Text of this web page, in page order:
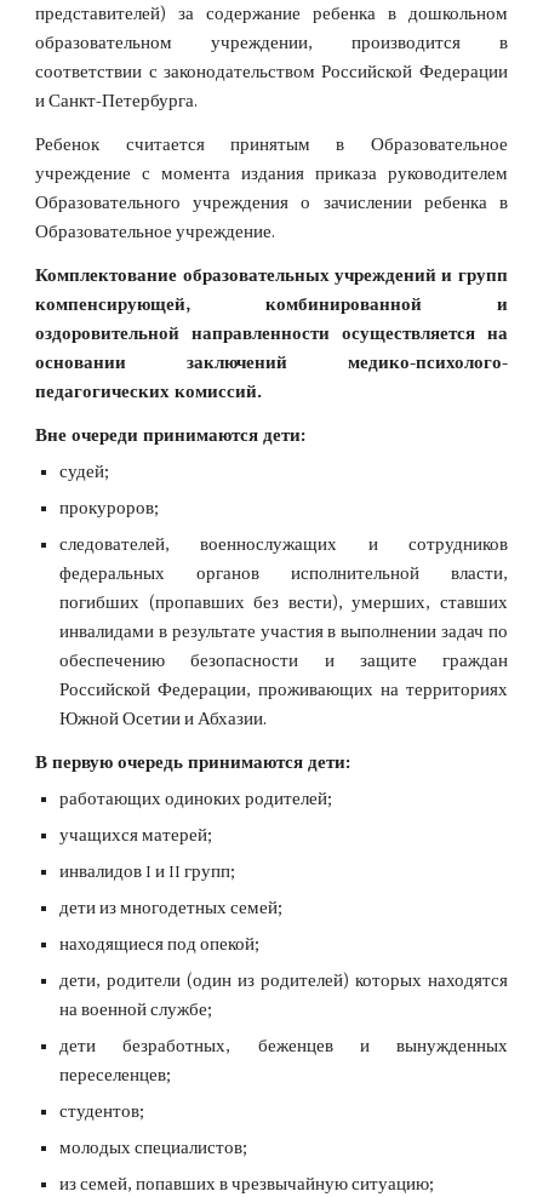
представителей) за содержание ребенка в дошкольном
образовательном учреждении, производится в
соответствии с законодательством Российской Федерации
и Санкт-Петербурга.
Ребенок считается принятым в Образовательное
учреждение с момента издания приказа руководителем
Образовательного учреждения о зачислении ребенка в
Образовательное учреждение.
Комплектование образовательных учреждений и групп
компенсирующей, комбинированной и
оздоровительной направленности осуществляется на
основании заключений медико-психолого-
педагогических комиссий.
Вне очереди принимаются дети:
судей;
прокуроров;
следователей, военнослужащих и сотрудников
федеральных органов исполнительной власти,
погибших (пропавших без вести), умерших, ставших
инвалидами в результате участия в выполнении задач по
обеспечению безопасности и защите граждан
Российской Федерации, проживающих на территориях
Южной Осетии и Абхазии.
В первую очередь принимаются дети:
работающих одиноких родителей;
учащихся матерей;
инвалидов I и II групп;
дети из многодетных семей;
находящиеся под опекой;
дети, родители (один из родителей) которых находятся
на военной службе;
дети безработных, беженцев и вынужденных
переселенцев;
студентов;
молодых специалистов;
из семей, попавших в чрезвычайную ситуацию;